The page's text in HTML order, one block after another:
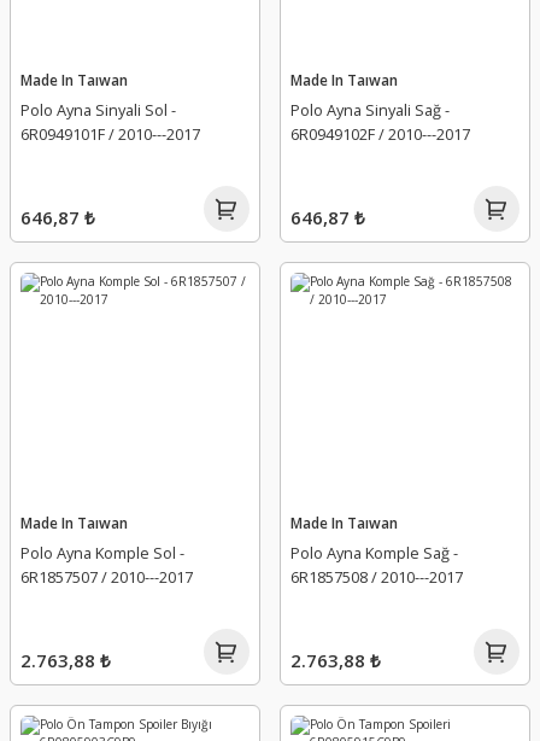
Made In Taıwan
Polo Ayna Sinyali Sol -
6R0949101F / 2010---2017
646,87 ₺
Made In Taıwan
Polo Ayna Sinyali Sağ -
6R0949102F / 2010---2017
646,87 ₺
Made In Taıwan
Polo Ayna Komple Sol -
6R1857507 / 2010---2017
2.763,88 ₺
Made In Taıwan
Polo Ayna Komple Sağ -
6R1857508 / 2010---2017
2.763,88 ₺